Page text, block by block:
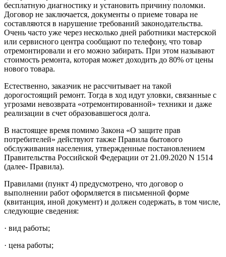
бесплатную диагностику и установить причину поломки.
Договор не заключается, документы о приеме товара не
составляются в нарушение требований законодательства.
Очень часто уже через несколько дней работники мастерской
или сервисного центра сообщают по телефону, что товар
отремонтировали и его можно забирать. При этом называют
стоимость ремонта, которая может доходить до 80% от цены
нового товара.
Естественно, заказчик не рассчитывает на такой
дорогостоящий ремонт. Тогда в ход идут уловки, связанные с
угрозами невозврата «отремонтированной» техники и даже
реализации в счет образовавшегося долга.
В настоящее время помимо Закона «О защите прав
потребителей» действуют также Правила бытового
обслуживания населения, утвержденные постановлением
Правительства Российской Федерации от 21.09.2020 N 1514
(далее- Правила).
Правилами (пункт 4) предусмотрено, что договор о
выполнении работ оформляется в письменной форме
(квитанция, иной документ) и должен содержать, в том числе,
следующие сведения:
· вид работы;
· цена работы;